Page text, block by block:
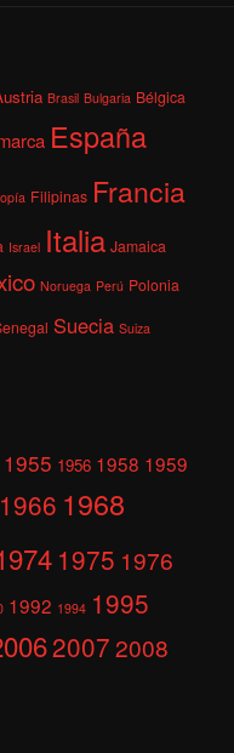
Brasil Bulgaria Bélgica
España
Filipinas Francia
Israel Italia Jamaica
Noruega Perú Polonia
Suecia Suiza
1955 1956 1958 1959
1966 1968
1975 1976
1992 1994 1995
20072008